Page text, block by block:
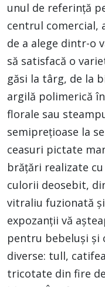
unul de referință
centrul comercial,
de a alege dintr-o
să satisfacă o
găsi la târg, de la
argilă polimerică
florale sau
semiprețioase la
ceasuri pictate
brățări realizate
culorii deosebit,
vitraliu fuzionată
expozanții vă
pentru bebeluși și
diverse: tull,
tricotate din fire